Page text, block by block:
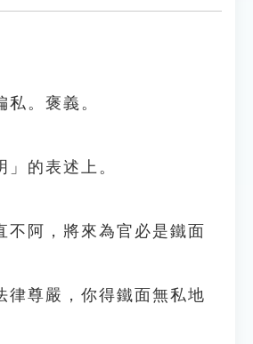
。褒義。
」的表述上。
不阿，將來為官必是鐵面
律尊嚴，你得鐵面無私地